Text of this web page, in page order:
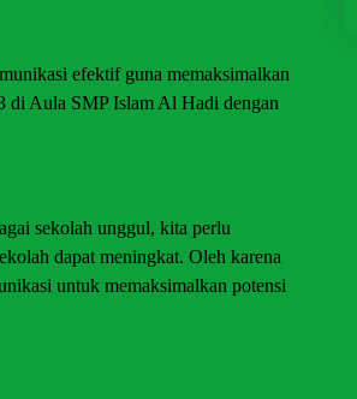
efektif guna memaksimalkan
di Aula SMP Islam Al Hadi dengan
sekolah unggul, kita perlu
dapat meningkat. Oleh karena
untuk memaksimalkan potensi